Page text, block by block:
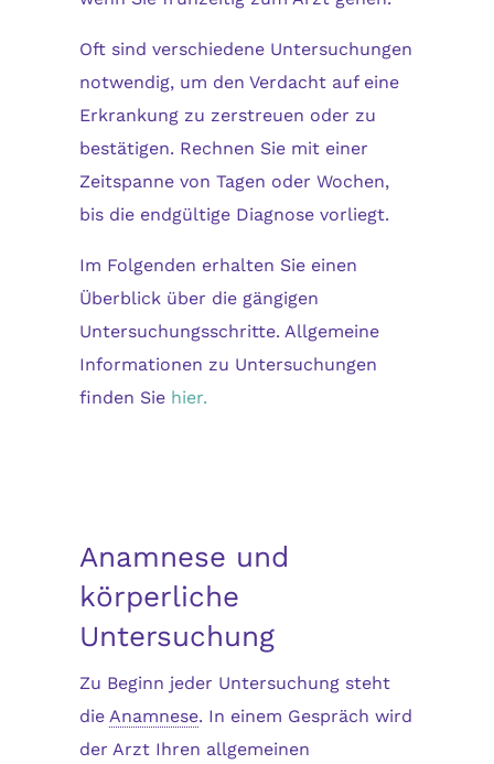
Oft sind verschiedene Untersuchungen
notwendig, um den Verdacht auf eine
Erkrankung zu zerstreuen oder zu
bestätigen. Rechnen Sie mit einer
Zeitspanne von Tagen oder Wochen,
bis die endgültige Diagnose vorliegt.
Im Folgenden erhalten Sie einen
Überblick über die gängigen
Untersuchungsschritte. Allgemeine
Informationen zu Untersuchungen
finden Sie hier.
Anamnese und
körperliche
Untersuchung
Zu Beginn jeder Untersuchung steht
die Anamnese. In einem Gespräch wird
der Arzt Ihren allgemeinen